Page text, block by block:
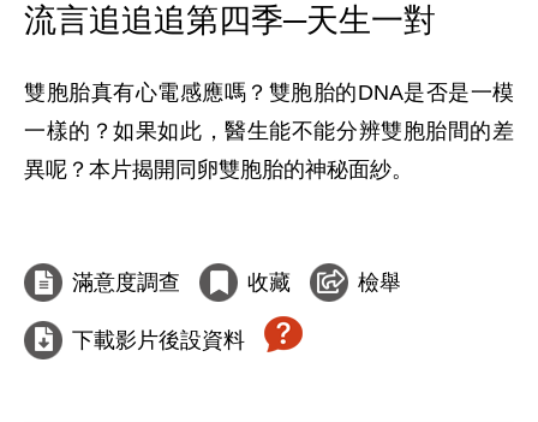
流言追追追第四季─天生一對
雙胞胎真有心電感應嗎？雙胞胎的DNA是否是一模
一樣的？如果如此，醫生能不能分辨雙胞胎間的差
異呢？本片揭開同卵雙胞胎的神秘面紗。
滿意度調查 收藏 檢舉
下載影片後設資料